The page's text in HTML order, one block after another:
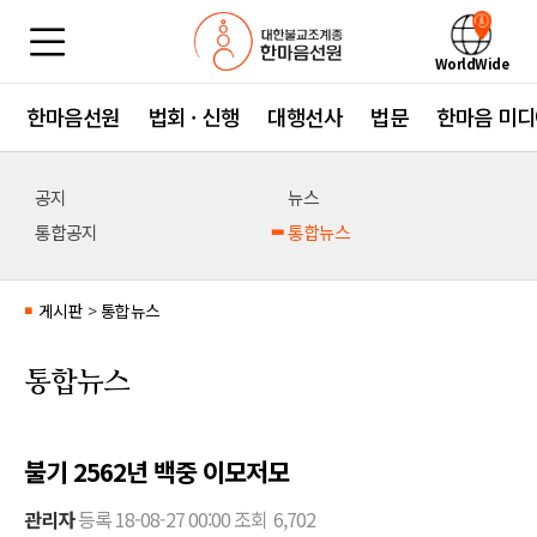
WorldWide
한마음선원 법회 · 신행 대행선사 법문 한마음 미
공지
뉴스
통합공지
통합뉴스
■ 게시판 > 통합뉴스
통합뉴스
불기 2562년 백중 이모저모
관리자등록18-08-27 00:00조회 6,702